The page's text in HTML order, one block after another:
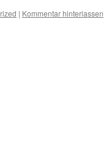
| Kommentar hinterlassen